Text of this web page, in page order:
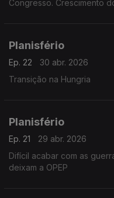
Congresso. Crescimento
Planisfério
Ep. 22
30 abr. 2026
Transição na Hungria
Planisfério
Ep. 21
29 abr. 2026
Difícil acabar com as
deixam a OPEP